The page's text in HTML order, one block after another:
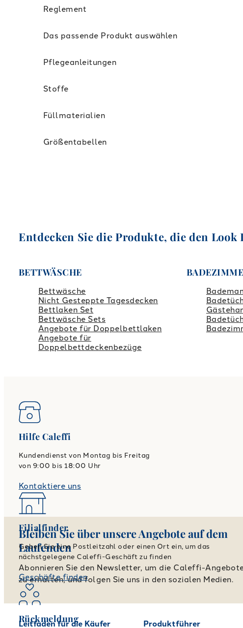
Reglement
Das passende Produkt auswählen
Pflegeanleitungen
Stoffe
Füllmaterialien
Größentabellen
Entdecken Sie die Produkte, die den
BETTWÄSCHE
Bettwäsche
Nicht Gesteppte Tagesdecken
Bettlaken Set
Bettwäsche Sets
Angebote für Doppelbettlaken
Angebote für
Doppelbettdeckenbezüge
Hilfe Caleffi
Kundendienst von Montag bis Freitag
von 9:00 bis 18:00 Uhr
Kontaktiere uns
Filialfinder
Geben Sie eine Postleitzahl oder einen Ort ein, um das
nächstgelegene Caleffi-Geschäft zu finden
Geschäfte finden
Rückmeldung
Bleiben Sie über unsere Angebote auf dem
Laufenden
Abonnieren Sie den Newsletter, um die Caleffi-
zu erhalten, und folgen Sie uns in den sozialen Medien.
Leitfaden für die Käufer Produktführer